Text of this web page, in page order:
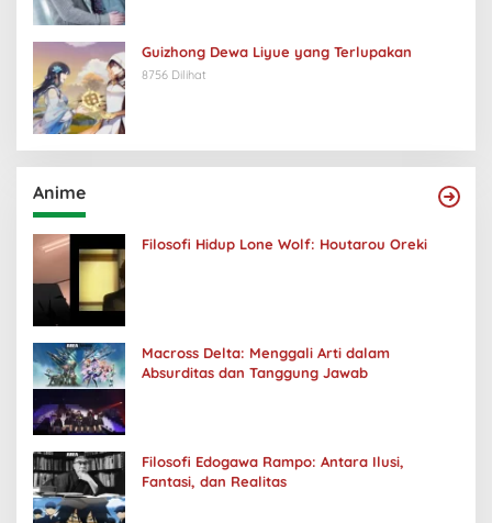
Guizhong Dewa Liyue yang Terlupakan
8756 Dilihat
Anime
Filosofi Hidup Lone Wolf: Houtarou Oreki
Macross Delta: Menggali Arti dalam
Absurditas dan Tanggung Jawab
Filosofi Edogawa Rampo: Antara Ilusi,
Fantasi, dan Realitas